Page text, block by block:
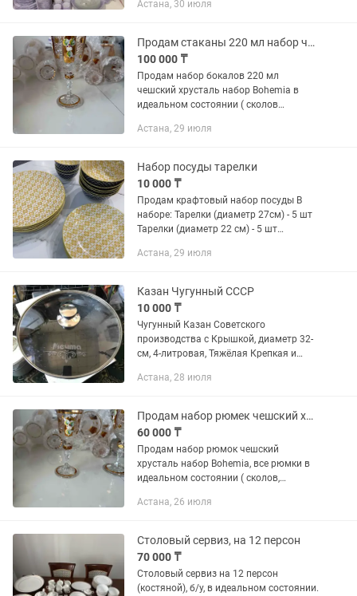
Астана, 30 июля
Продам стаканы 220 мл набор чешский хрусталь Bohemia
100 000 ₸
Продам набор бокалов 220 мл
чешский хрусталь набор Bohemia в
идеальном состоянии ( сколов
Астана, 29 июля
Набор посуды тарелки
10 000 ₸
Продам крафтовый набор посуды В
наборе: Тарелки (диаметр 27см) - 5 шт
Тарелки (диаметр 22 см) - 5 шт
шт Все в идеальном состоянии, без
Астана, 29 июля
Казан Чугунный СССР
10 000 ₸
Чугунный Казан Советского
производства с Крышкой, диаметр 32-
см, 4-литровая, Тяжёлая Крепкая и
прослужит ещё много лет
Астана, 28 июля
Продам набор рюмек чешский хрусталь Bohemia
60 000 ₸
Продам набор рюмок чешский
хрусталь набор Bohemia, все рюмки в
идеальном состоянии ( сколов,
Астана, 26 июля
Столовый сервиз, на 12 персон
70 000 ₸
Столовый сервиз на 12 персон
(костяной), б/у, в идеальном состоянии.